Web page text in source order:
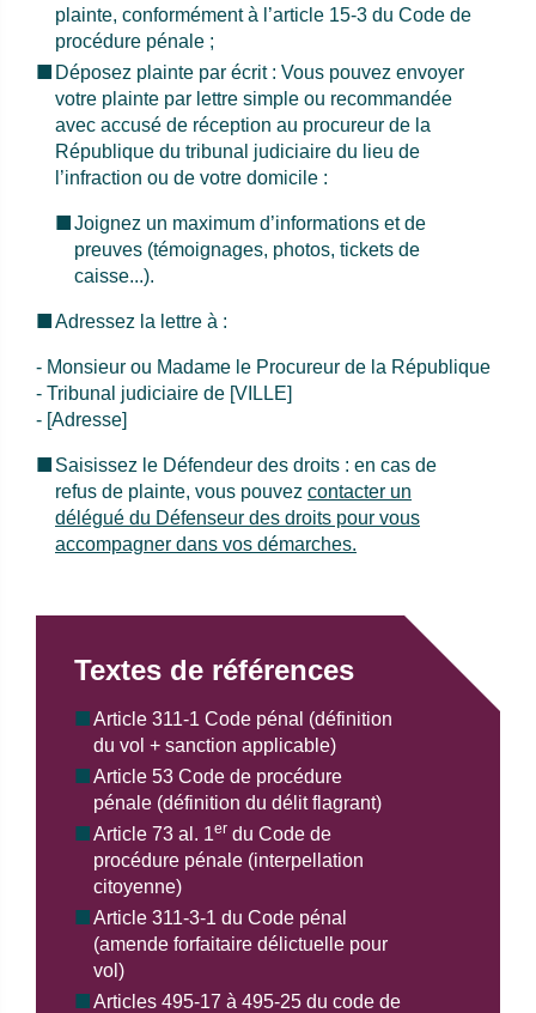
plainte, conformément à l’article 15-3 du Code de
procédure pénale ;
Déposez plainte par écrit : Vous pouvez envoyer
votre plainte par lettre simple ou recommandée
avec accusé de réception au procureur de la
République du tribunal judiciaire du lieu de
l’infraction ou de votre domicile :
Joignez un maximum d’informations et de
preuves (témoignages, photos, tickets de
caisse...).
Adressez la lettre à :
- Monsieur ou Madame le Procureur de la République
- Tribunal judiciaire de [VILLE]
- [Adresse]
Saisissez le Défendeur des droits : en cas de
refus de plainte, vous pouvez contacter un
délégué du Défenseur des droits pour vous
accompagner dans vos démarches.
Textes de références
Article 311-1 Code pénal (définition
du vol + sanction applicable)
Article 53 Code de procédure
pénale (définition du délit flagrant)
Article 73 al. 1er du Code de
procédure pénale (interpellation
citoyenne)
Article 311-3-1 du Code pénal
(amende forfaitaire délictuelle pour
vol)
Articles 495-17 à 495-25 du code de